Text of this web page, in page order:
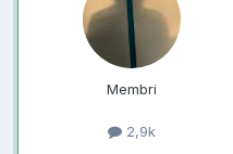
Membri
2,9k